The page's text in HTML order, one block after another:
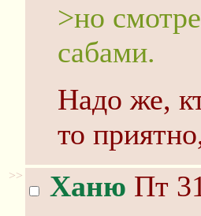
>но
сабами.
Надо же,
то
>> Ханю Пт